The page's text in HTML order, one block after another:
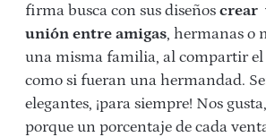
firma busca con sus diseños crear
unión entre amigas, hermanas o
una misma familia, al compartir el
como si fueran una hermandad.
elegantes, ¡para siempre! Nos
porque un porcentaje de cada